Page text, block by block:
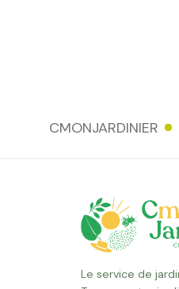
CMONJARDINIER
Le service de